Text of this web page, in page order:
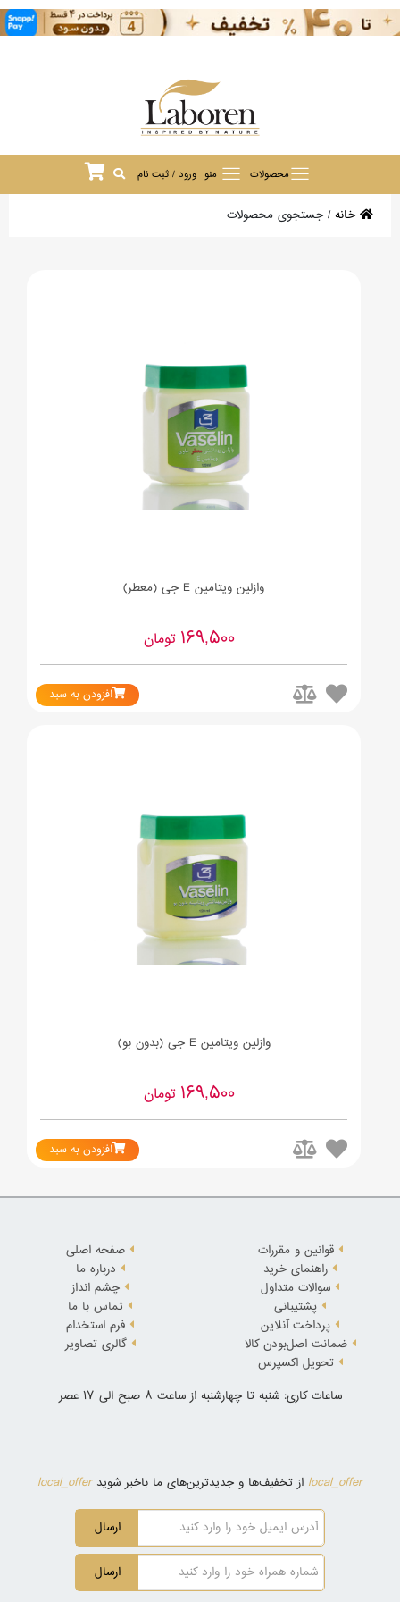
محصولات منو ورود / ثبت نام
خانه/ جستجوی محصولات
وازلین ویتامین E جی (معطر)
169,500 تومان
افزودن به سبد
وازلین ویتامین E جی (بدون بو)
169,500 تومان
افزودن به سبد
قوانین و مقررات
راهنمای خرید
سوالات متداول
پشتیبانی
پرداخت آنلاین
ضمانت اصل‌بودن کالا
تحویل اکسپرس
صفحه اصلی
درباره ما
چشم انداز
تماس با ما
فرم استخدام
گالری تصاویر
ساعات کاری: شنبه تا چهارشنبه از ساعت 8 صبح الی 17 عصر
local_offer از تخفیف‌ها و جدیدترین‌های ما باخبر شویدlocal_offer
ارسال
ارسال